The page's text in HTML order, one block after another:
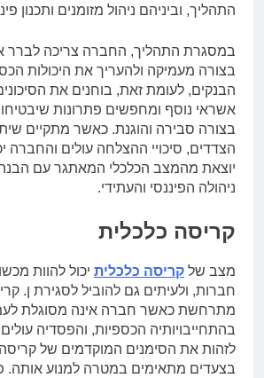
התהליך, וביניהם ניהול מזומנים ותכנון
במסגרת התהליך, החברה צריכה לברר
בצורה מעמיקה ולהעריך את היכולות
הבנקים, לעומת זאת, בוחנים את
אשראי נוסף ומחפשים פתרונות
בצורה סבירה והוגנת. כאשר מתקיים
הצדדים, סיכויי ההצלחה עולים והחברה
יוצאת מהמצב הכלכלי המאתגר עם
ניהולה הפיננסי והעתידי.
קריסה כלכלית
מצב של קריסה כלכלית יכול להוות
חברות, ולעיתים גם להוביל לסגירת ן.
מתרחשת כאשר חברה אינה מסוגלת
בהתחייבויותיה הכספיות, והפסדיה
לזהות את הסימנים המוקדמים של
בצעדים מתאימים במטרה למנוע אותה.